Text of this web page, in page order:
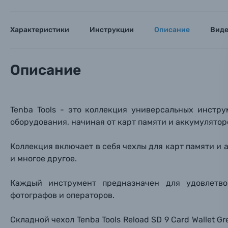
Ваш
Ваш
Аксессуары для фото и видеокамер
Электроника
Материалы
Осветительное оборудование
Вами с
Имя*
Номер
Характеристики Инструкции Описание
Описание
Tenba Tools - это коллекция универсальных
оборудования, начиная от карт памяти и
Коллекция включает в себя чехлы для карт памяти и
и многое другое.
Каждый инструмент предназначен для
фотографов и операторов.
Складной чехол Tenba Tools Reload SD 9 Card Wallet
Ваш